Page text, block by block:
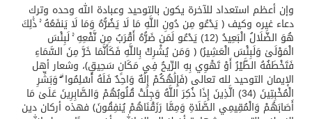
وإن أعظم استعداد للآخرة يكون بالتوحيد وعبادة الله وحده وترك
دعاء غيره وكيف ﴿ يَدْعُو مِن دُونِ اللَّهِ مَا لَا يَضُرُّهُ وَمَا لَا يَنفَعُهُ ۚ ذَٰلِكَ
هُوَ الضَّلَالُ الْبَعِيدُ (12) يَدْعُو لَمَن ضَرُّهُ أَقْرَبُ مِن نَّفْعِهِ ۚ لَبِئْسَ
الْمَوْلَىٰ وَلَبِئْسَ الْعَشِيرُ﴾ ﴿ وَمَن يُشْرِكْ بِاللَّهِ فَكَأَنَّمَا خَرَّ مِنَ السَّمَاءِ
فَتَخْطَفُهُ الطَّيْرُ أَوْ تَهْوِي بِهِ الرِّيحُ فِي مَكَانٍ سَحِيقٍ﴾، وشعار أهل
الإيمان التوحيد لله تعالى ﴿فَإِلَٰهُكُمْ إِلَٰهٌ وَاحِدٌ فَلَهُ أَسْلِمُوا ۗ وَبَشِّرِ
الْمُخْبِتِينَ (34) الَّذِينَ إِذَا ذُكِرَ اللَّهُ وَجِلَتْ قُلُوبُهُمْ وَالصَّابِرِينَ عَلَىٰ مَا
أَصَابَهُمْ وَالْمُقِيمِي الصَّلَاةِ وَمِمَّا رَزَقْنَاهُمْ يُنفِقُونَ﴾ فهذه أركان دين